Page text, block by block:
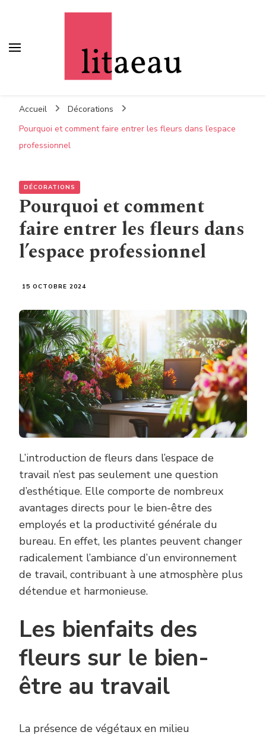
Accueil
Décorations
Pourquoi et comment faire entrer les fleurs dans l’espace
professionnel
DÉCORATIONS
Pourquoi et comment
faire entrer les fleurs dans
l’espace professionnel
15 OCTOBRE 2024
L’introduction de fleurs dans l’espace de
travail n’est pas seulement une question
d’esthétique. Elle comporte de nombreux
avantages directs pour le bien-être des
employés et la productivité générale du
bureau. En effet, les plantes peuvent changer
radicalement l’ambiance d’un environnement
de travail, contribuant à une atmosphère plus
détendue et harmonieuse.
Les bienfaits des
fleurs sur le bien-
être au travail
La présence de végétaux en milieu